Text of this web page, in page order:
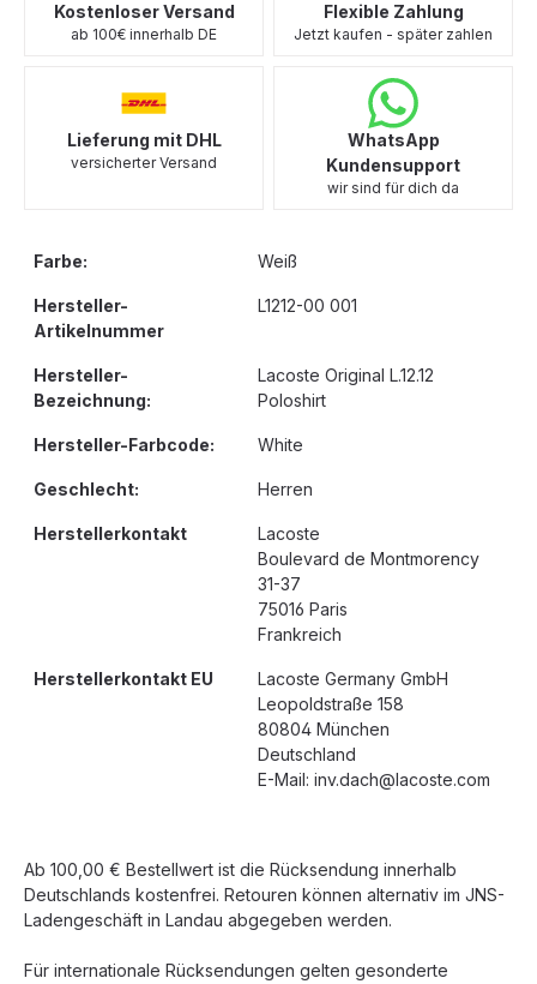
Kostenloser Versand
ab 100€ innerhalb DE
Flexible Zahlung
Jetzt kaufen - später zahlen
Lieferung mit DHL
versicherter Versand
WhatsApp
Kundensupport
wir sind für dich da
Farbe: Weiß
Hersteller-
Artikelnummer
L1212-00 001
Hersteller-
Bezeichnung:
Lacoste Original L.12.12
Poloshirt
Hersteller-Farbcode: White
Geschlecht: Herren
Herstellerkontakt
Lacoste
Boulevard de Montmorency
31-37
75016 Paris
Frankreich
Herstellerkontakt EU
Lacoste Germany GmbH
Leopoldstraße 158
80804 München
Deutschland
E-Mail: inv.dach@lacoste.com
Ab 100,00 € Bestellwert ist die Rücksendung innerhalb
Deutschlands kostenfrei. Retouren können alternativ im JNS-
Ladengeschäft in Landau abgegeben werden.
Für internationale Rücksendungen gelten gesonderte